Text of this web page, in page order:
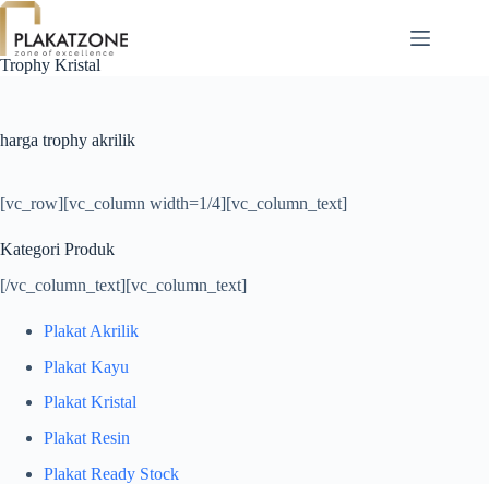
Skip
content
Trophy Kristal
harga trophy akrilik
[vc_row][vc_column width=1/4][vc_column_text]
Kategori Produk
[/vc_column_text][vc_column_text]
Plakat Akrilik
Plakat Kayu
Plakat Kristal
Plakat Resin
Plakat Ready Stock